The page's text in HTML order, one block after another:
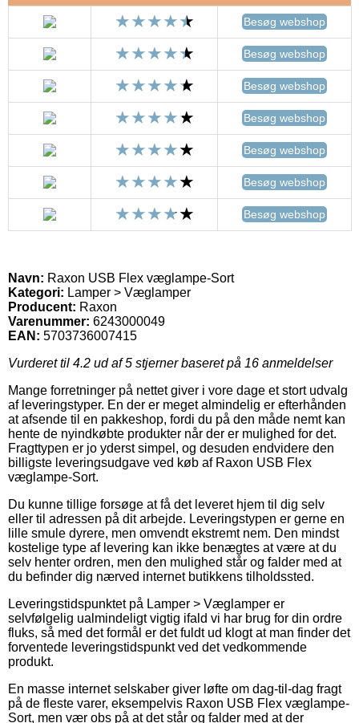
Besøg webshop
Besøg webshop
Besøg webshop
Besøg webshop
Besøg webshop
Besøg webshop
Besøg webshop
Navn: Raxon USB Flex væglampe-Sort
Kategori: Lamper > Væglamper
Producent: Raxon
Varenummer: 6243000049
EAN: 5703736007415
Vurderet til 4.2 ud af 5 stjerner baseret på 16 anmeldelser
Mange forretninger på nettet giver i vore dage et stort udvalg
af leveringstyper. En der er meget almindelig er efterhånden
at afsende til en pakkeshop, fordi du på den måde nemt kan
hente de nyindkøbte produkter når der er mulighed for det.
Fragttypen er jo yderst simpel, og desuden endvidere den
billigste leveringsudgave ved køb af Raxon USB Flex
væglampe-Sort.
Du kunne tillige forsøge at få det leveret hjem til dig selv
eller til adressen på dit arbejde. Leveringstypen er gerne en
lille smule dyrere, men omvendt ekstremt nem. Den mindst
kostelige type af levering kan ikke benægtes at være at du
selv henter ordren, men den mulighed står og falder med at
du befinder dig nærved internet butikkens tilholdssted.
Leveringstidspunktet på Lamper > Væglamper er
selvfølgelig ualmindeligt vigtig ifald vi har brug for din ordre
fluks, så med det formål er det fuldt ud klogt at man finder det
forventede leveringstidspunkt ved det vedkommende
produkt.
En masse internet selskaber giver løfte om dag-til-dag fragt
på de fleste varer, eksempelvis Raxon USB Flex væglampe-
Sort, men vær obs på at det står og falder med at der